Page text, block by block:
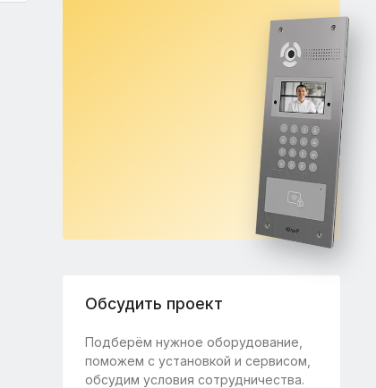
Обсудить проект
Подберём нужное оборудование,
поможем с установкой и сервисом,
обсудим условия сотрудничества.